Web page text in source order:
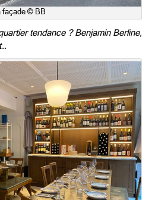
façade © BB
tendance ? Benjamin Berline,